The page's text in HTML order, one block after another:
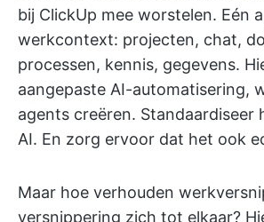
bij ClickUp mee worstelen. Eén
werkcontext: projecten, chat,
processen, kennis, gegevens.
aangepaste AI-automatisering,
agents creëren. Standaardiseer
AI. En zorg ervoor dat het ook
Maar hoe verhouden
versnippering zich tot elkaar?